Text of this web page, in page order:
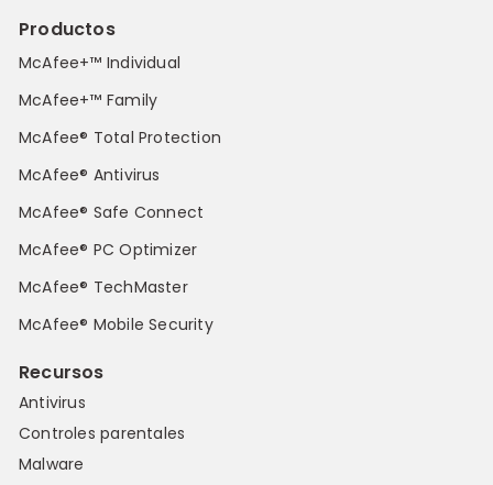
Productos
McAfee+™ Individual
McAfee+™ Family
McAfee® Total Protection
McAfee® Antivirus
McAfee® Safe Connect
McAfee® PC Optimizer
McAfee® TechMaster
McAfee® Mobile Security
Recursos
Antivirus
Controles parentales
Malware